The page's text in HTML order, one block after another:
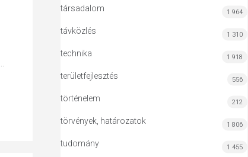
társadalom 1 964
távközlés 1 310
technika 1 918
területfejlesztés 556
történelem 212
törvények, határozatok 1 806
tudomány 1 455